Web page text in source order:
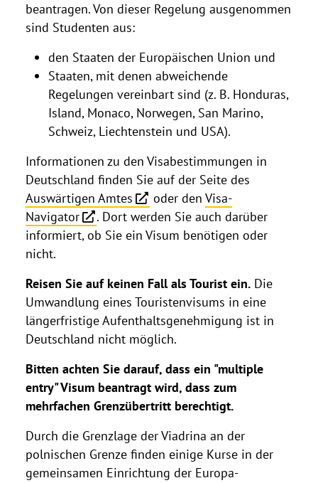
beantragen. Von dieser Regelung ausgenommen
sind Studenten aus:
den Staaten der Europäischen Union und
Staaten, mit denen abweichende
Regelungen vereinbart sind (z. B. Honduras,
Island, Monaco, Norwegen, San Marino,
Schweiz, Liechtenstein und USA).
Informationen zu den Visabestimmungen in
Deutschland finden Sie auf der Seite des
Auswärtigen Amtes
oder den Visa-
Navigator
. Dort werden Sie auch darüber
informiert, ob Sie ein Visum benötigen oder
nicht.
Reisen Sie auf keinen Fall als Tourist ein. Die
Umwandlung eines Touristenvisums in eine
längerfristige Aufenthaltsgenehmigung ist in
Deutschland nicht möglich.
Bitten achten Sie darauf, dass ein "multiple
entry" Visum beantragt wird, dass zum
mehrfachen Grenzübertritt berechtigt.
Durch die Grenzlage der Viadrina an der
polnischen Grenze finden einige Kurse in der
gemeinsamen Einrichtung der Europa-